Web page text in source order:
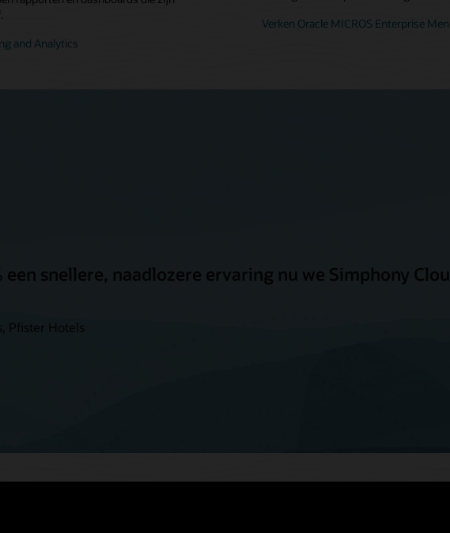
and Analytics
Verken Oracle MICROS Enterprise
een snellere, naadlozere ervaring nu we Simphony
Pfister Hotels